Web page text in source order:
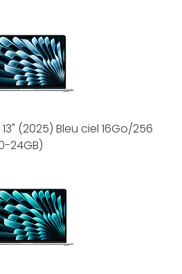
(2025) Bleu ciel 16Go/256
24GB)